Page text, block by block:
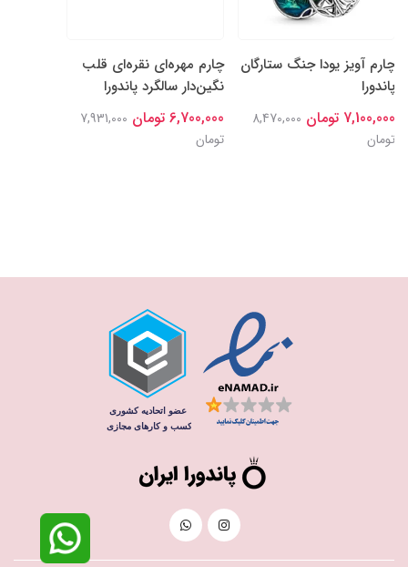
چارم آویز یودا جنگ ستارگان
پاندورا
7,100,000 تومان
8,470,000
تومان
چارم مهره‌ای نقره‌ای قلب
نگین‌دار سالگرد پاندورا
6,700,000 تومان
7,931,000
تومان